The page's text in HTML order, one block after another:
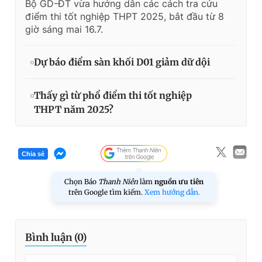
Bộ GD-ĐT vừa hướng dẫn các cách tra cứu
điểm thi tốt nghiệp THPT 2025, bắt đầu từ 8
giờ sáng mai 16.7.
Dự báo điểm sàn khối D01 giảm dữ dội
Thấy gì từ phổ điểm thi tốt nghiệp
THPT năm 2025?
Chia sẻ
Chọn Báo Thanh Niên làm nguồn ưu tiên
trên Google tìm kiếm. Xem hướng dẫn.
Bình luận (0)